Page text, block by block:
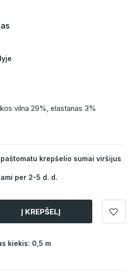
vilna 29%, elastanas 3%
krepšelio sumai viršijus
per 2-5 d. d.
Į KREPŠELĮ
kiekis: 0,5 m